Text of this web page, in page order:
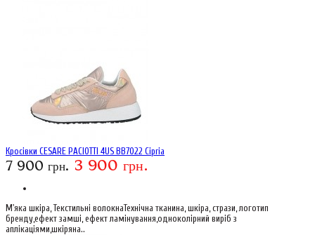
Кросівки CESARE PACIOTTI 4US BB7022 Cipria
7 900 грн. 3 900 грн.
М'яка шкіра, Текстильні волокнаТехнічна тканина, шкіра, стрази, логотип
бренду,ефект замші, ефект ламінування,одноколірний виріб з
аплікаціями,шкіряна..